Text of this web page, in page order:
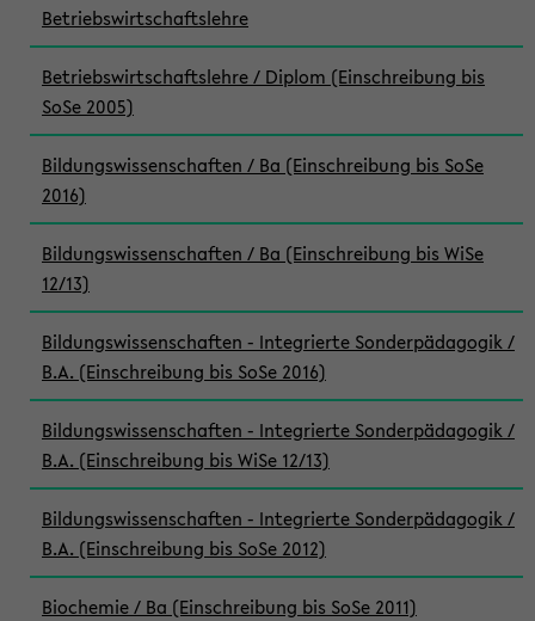
Betriebswirtschaftslehre
Betriebswirtschaftslehre / Diplom (Einschreibung bis
SoSe 2005)
Bildungswissenschaften / Ba (Einschreibung bis SoSe
2016)
Bildungswissenschaften / Ba (Einschreibung bis WiSe
12/13)
Bildungswissenschaften - Integrierte Sonderpädagogik /
B.A. (Einschreibung bis SoSe 2016)
Bildungswissenschaften - Integrierte Sonderpädagogik /
B.A. (Einschreibung bis WiSe 12/13)
Bildungswissenschaften - Integrierte Sonderpädagogik /
B.A. (Einschreibung bis SoSe 2012)
Biochemie / Ba (Einschreibung bis SoSe 2011)